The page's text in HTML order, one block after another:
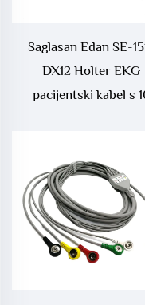
Saglasan Edan SE-
DX12 Holter EKG
pacijentski kabel s